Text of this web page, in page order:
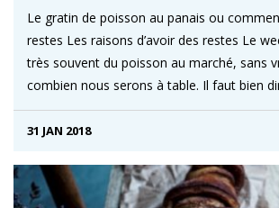
Le gratin de poisson au panais ou
restes Les raisons d’avoir des restes Le
très souvent du poisson au marché, sans
combien nous serons à table. Il faut bien
31 JAN 2018